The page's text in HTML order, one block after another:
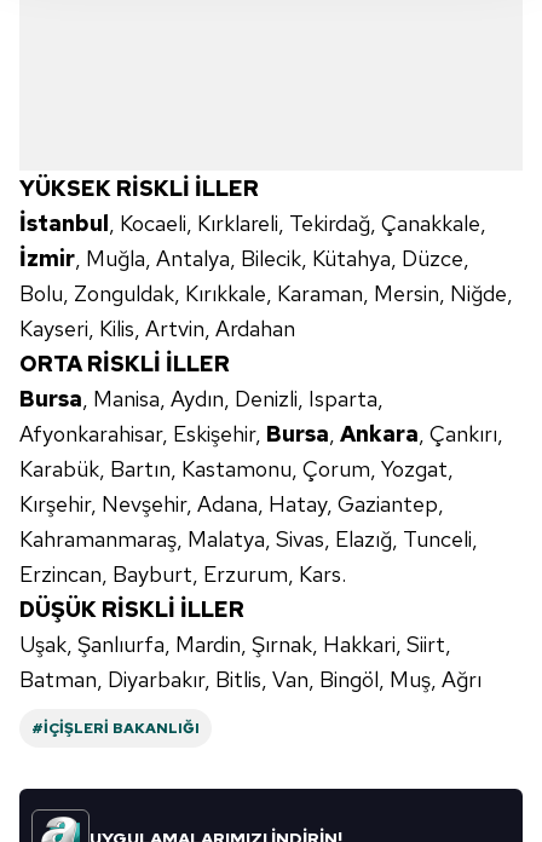
verileriniz işlenmekte olup gerekli olan çerezler bilgi
kullanılmaktadır. Diğer çerezler, sitemizin daha işlevsel
kılınması ve kişiselleştirilmesi ve sizlere yönelik
reklam/pazarlama faaliyetlerinin yapılması, amaçlarıyla
sınırlı olarak açık rızanız dahilinde kullanılacaktır.
Çerezlere ilişkin tercihlerinizi aşağıda yer alan panel
vasıtasıyla belirleyebilirsiniz. Çerezlere ilişkin detaylı bilgi
için Ayarlar butonuna tıklayabilir,Çerez Bilgilendirme
Metnimizi ziyaret edebilirsiniz.
6698 sayılı Kişisel Verilerin Korunması Kanunu uyarınca
hazırlanmış Aydınlatma Metnimizi okumak ve sitemizde
ilgili mevzuata uygun olarak kullanılan çerezlerle ilgili bilgi
almak için lütfentıklayınız
YÜKSEK RİSKLİ İLLER
İstanbul, Kocaeli, Kırklareli, Tekirdağ, Çanakkale,
İzmir, Muğla, Antalya, Bilecik, Kütahya, Düzce,
Bolu, Zonguldak, Kırıkkale, Karaman, Mersin, Niğde,
Kayseri, Kilis, Artvin, Ardahan
ORTA RİSKLİ İLLER
Bursa, Manisa, Aydın, Denizli, Isparta,
Afyonkarahisar, Eskişehir, Bursa, Ankara, Çankırı,
Karabük, Bartın, Kastamonu, Çorum, Yozgat,
Kırşehir, Nevşehir, Adana, Hatay, Gaziantep,
Kahramanmaraş, Malatya, Sivas, Elazığ, Tunceli,
Erzincan, Bayburt, Erzurum, Kars.
DÜŞÜK RİSKLİ İLLER
Uşak, Şanlıurfa, Mardin, Şırnak, Hakkari, Siirt,
Batman, Diyarbakır, Bitlis, Van, Bingöl, Muş, Ağrı
#İÇIŞLERI BAKANLIĞI